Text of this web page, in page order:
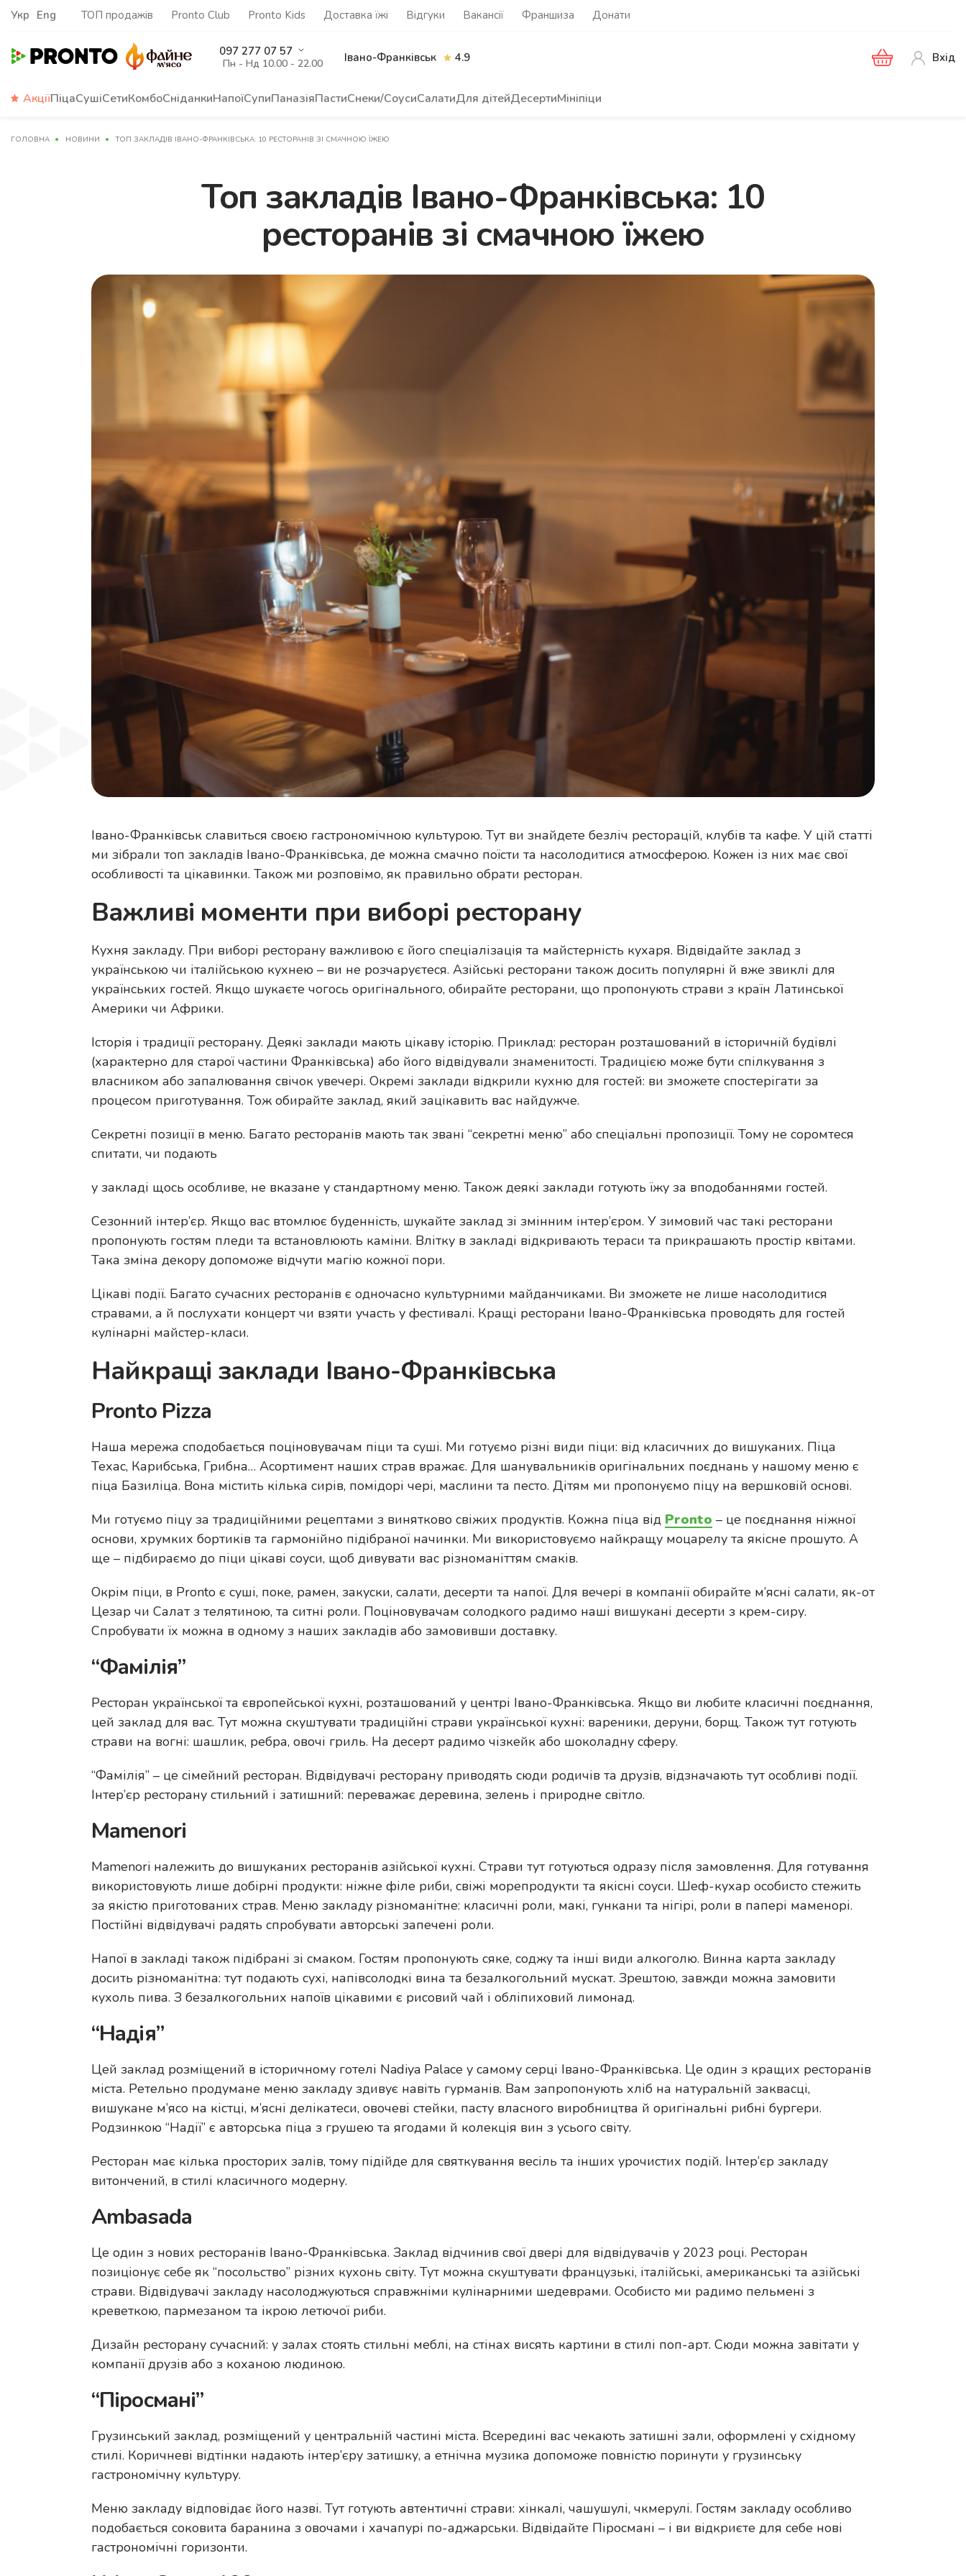
Укр Eng ТОП продажів Pronto Club Pronto Kids Доставка їжі Відгуки Вакансії Франшиза Донати
097 277 07 57
Пн - Нд 10.00 - 22.00 Івано-Франківськ 4.9 Вхід
АкціїПіцаСушіСетиКомбоСніданкиНапоїСупиПаназіяПастиСнеки/СоусиСалатиДля дітейДесертиМініпіци
ГОЛОВНА НОВИНИ ТОП ЗАКЛАДІВ ІВАНО-ФРАНКІВСЬКА: 10 РЕСТОРАНІВ ЗІ СМАЧНОЮ ЇЖЕЮ
Топ закладів Івано-Франківська: 10
ресторанів зі смачною їжею
Івано-Франківськ славиться своєю гастрономічною культурою. Тут ви знайдете безліч ресторацій, клубів та кафе. У цій статті
ми зібрали топ закладів Івано-Франківська, де можна смачно поїсти та насолодитися атмосферою. Кожен із них має свої
особливості та цікавинки. Також ми розповімо, як правильно обрати ресторан.
Важливі моменти при виборі ресторану
Кухня закладу. При виборі ресторану важливою є його спеціалізація та майстерність кухаря. Відвідайте заклад з
українською чи італійською кухнею – ви не розчаруєтеся. Азійські ресторани також досить популярні й вже звиклі для
українських гостей. Якщо шукаєте чогось оригінального, обирайте ресторани, що пропонують страви з країн Латинської
Америки чи Африки.
Історія і традиції ресторану. Деякі заклади мають цікаву історію. Приклад: ресторан розташований в історичній будівлі
(характерно для старої частини Франківська) або його відвідували знаменитості. Традицією може бути спілкування з
власником або запалювання свічок увечері. Окремі заклади відкрили кухню для гостей: ви зможете спостерігати за
процесом приготування. Тож обирайте заклад, який зацікавить вас найдужче.
Секретні позиції в меню. Багато ресторанів мають так звані “секретні меню” або спеціальні пропозиції. Тому не соромтеся
спитати, чи подають
у закладі щось особливе, не вказане у стандартному меню. Також деякі заклади готують їжу за вподобаннями гостей.
Сезонний інтер’єр. Якщо вас втомлює буденність, шукайте заклад зі змінним інтер’єром. У зимовий час такі ресторани
пропонують гостям пледи та встановлюють каміни. Влітку в закладі відкривають тераси та прикрашають простір квітами.
Така зміна декору допоможе відчути магію кожної пори.
Цікаві події. Багато сучасних ресторанів є одночасно культурними майданчиками. Ви зможете не лише насолодитися
стравами, а й послухати концерт чи взяти участь у фестивалі. Кращі ресторани Івано-Франківська проводять для гостей
кулінарні майстер-класи.
Найкращі заклади Івано-Франківська
Pronto Pizza
Наша мережа сподобається поціновувачам піци та суші. Ми готуємо різні види піци: від класичних до вишуканих. Піца
Техас, Карибська, Грибна… Асортимент наших страв вражає. Для шанувальників оригінальних поєднань у нашому меню є
піца Базиліца. Вона містить кілька сирів, помідорі чері, маслини та песто. Дітям ми пропонуємо піцу на вершковій основі.
Ми готуємо піцу за традиційними рецептами з винятково свіжих продуктів. Кожна піца від Pronto – це поєднання ніжної
основи, хрумких бортиків та гармонійно підібраної начинки. Ми використовуємо найкращу моцарелу та якісне прошуто. А
ще – підбираємо до піци цікаві соуси, щоб дивувати вас різноманіттям смаків.
Окрім піци, в Pronto є суші, поке, рамен, закуски, салати, десерти та напої. Для вечері в компанії обирайте м’ясні салати, як-от
Цезар чи Салат з телятиною, та ситні роли. Поціновувачам солодкого радимо наші вишукані десерти з крем-сиру.
Спробувати їх можна в одному з наших закладів або замовивши доставку.
“Фамілія”
Ресторан української та європейської кухні, розташований у центрі Івано-Франківська. Якщо ви любите класичні поєднання,
цей заклад для вас. Тут можна скуштувати традиційні страви української кухні: вареники, деруни, борщ. Також тут готують
страви на вогні: шашлик, ребра, овочі гриль. На десерт радимо чізкейк або шоколадну сферу.
“Фамілія” – це сімейний ресторан. Відвідувачі ресторану приводять сюди родичів та друзів, відзначають тут особливі події.
Інтер’єр ресторану стильний і затишний: переважає деревина, зелень і природне світло.
Mamenori
Mamenori належить до вишуканих ресторанів азійської кухні. Страви тут готуються одразу після замовлення. Для готування
використовують лише добірні продукти: ніжне філе риби, свіжі морепродукти та якісні соуси. Шеф-кухар особисто стежить
за якістю приготованих страв. Меню закладу різноманітне: класичні роли, макі, гункани та нігірі, роли в папері маменорі.
Постійні відвідувачі радять спробувати авторські запечені роли.
Напої в закладі також підібрані зі смаком. Гостям пропонують сяке, соджу та інші види алкоголю. Винна карта закладу
досить різноманітна: тут подають сухі, напівсолодкі вина та безалкогольний мускат. Зрештою, завжди можна замовити
кухоль пива. З безалкогольних напоїв цікавими є рисовий чай і обліпиховий лимонад.
“Надія”
Цей заклад розміщений в історичному готелі Nadiya Palace у самому серці Івано-Франківська. Це один з кращих ресторанів
міста. Ретельно продумане меню закладу здивує навіть гурманів. Вам запропонують хліб на натуральній заквасці,
вишукане м’ясо на кістці, м’ясні делікатеси, овочеві стейки, пасту власного виробництва й оригінальні рибні бургери.
Родзинкою “Надії” є авторська піца з грушею та ягодами й колекція вин з усього світу.
Ресторан має кілька просторих залів, тому підійде для святкування весіль та інших урочистих подій. Інтер’єр закладу
витончений, в стилі класичного модерну.
Ambasada
Це один з нових ресторанів Івано-Франківська. Заклад відчинив свої двері для відвідувачів у 2023 році. Ресторан
позиціонує себе як “посольство” різних кухонь світу. Тут можна скуштувати французькі, італійські, американські та азійські
страви. Відвідувачі закладу насолоджуються справжніми кулінарними шедеврами. Особисто ми радимо пельмені з
креветкою, пармезаном та ікрою летючої риби.
Дизайн ресторану сучасний: у залах стоять стильні меблі, на стінах висять картини в стилі поп-арт. Сюди можна завітати у
компанії друзів або з коханою людиною.
“Піросмані”
Грузинський заклад, розміщений у центральній частині міста. Всередині вас чекають затишні зали, оформлені у східному
стилі. Коричневі відтінки надають інтер’єру затишку, а етнічна музика допоможе повністю поринути у грузинську
гастрономічну культуру.
Меню закладу відповідає його назві. Тут готують автентичні страви: хінкалі, чашушулі, чкмерулі. Гостям закладу особливо
подобається соковита баранина з овочами і хачапурі по-аджарськи. Відвідайте Піросмані – і ви відкриєте для себе нові
гастрономічні горизонти.